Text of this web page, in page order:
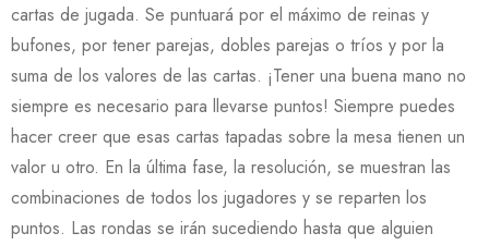
cartas de jugada. Se puntuará por el máximo de reinas y
bufones, por tener parejas, dobles parejas o tríos y por la
suma de los valores de las cartas. ¡Tener una buena mano no
siempre es necesario para llevarse puntos! Siempre puedes
hacer creer que esas cartas tapadas sobre la mesa tienen un
valor u otro. En la última fase, la resolución, se muestran las
combinaciones de todos los jugadores y se reparten los
puntos. Las rondas se irán sucediendo hasta que alguien